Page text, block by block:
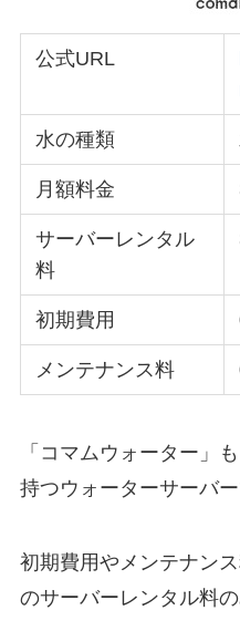
公式URL
水の種類
月額料金
サーバーレンタル
料
初期費用
メンテナンス料
「コマムウォーター」
持つウォーターサーバー
初期費用やメンテナン
のサーバーレンタル料